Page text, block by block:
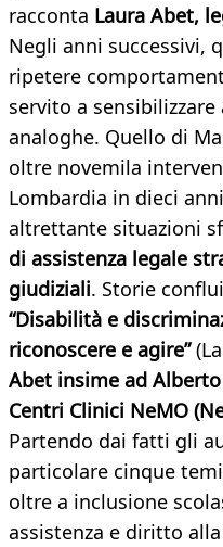
racconta Laura Abet,
Negli anni successivi,
ripetere
servito a
analoghe. Quello di
oltre novemila
Lombardia in dieci
altrettante situazioni
di assistenza legale
giudiziali. Storie
“Disabilità e
riconoscere e agire”
Abet insime ad
Centri Clinici NeMO
Partendo dai fatti gli
particolare cinque
oltre a inclusione
assistenza e diritto